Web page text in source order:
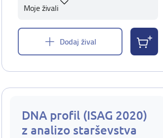
Moje živali
Dodaj žival
DNA profil (ISAG 2020)
z analizo starševstva